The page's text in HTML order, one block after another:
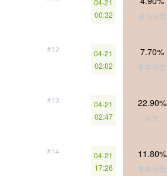
04-21
00:32
极为珍贵
#12
04-21
02:02
7.70%
非常珍贵
#13
04-21
02:47
22.90%
珍贵
#14
04-21
17:26
11.80%
非常珍贵